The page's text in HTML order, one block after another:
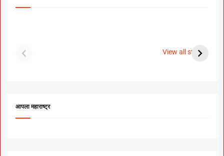
View all stories
पूजा सावंत ने गुपचूप
आपला महाराष्ट्र